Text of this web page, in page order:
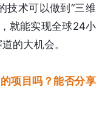
技术可以做到“三维
就能实现全球24小
的大机会。
项目吗？能否分享